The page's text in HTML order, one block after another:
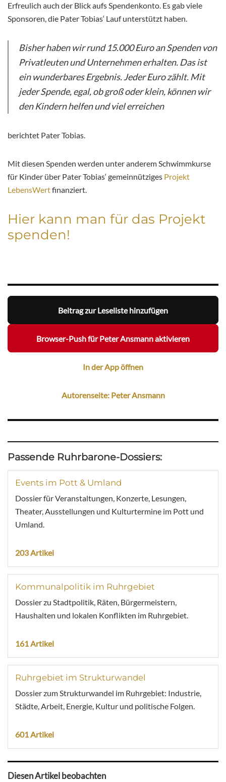
Erfreulich auch der Blick aufs Spendenkonto. Es gab viele
Sponsoren, die Pater Tobias‘ Lauf unterstützt haben.
Bisher haben wir rund 15.000 Euro an Spenden von
Privatleuten und Unternehmen erhalten. Das ist
ein wunderbares Ergebnis. Jeder Euro zählt. Mit
jeder Spende, egal, ob groß oder klein, können wir
den Kindern helfen und viel erreichen
berichtet Pater Tobias.
Mit diesen Spenden werden unter anderem Schwimmkurse
für Kinder über Pater Tobias‘ gemeinnütziges Projekt
LebensWertfinanziert.
Hier kann man für das Projekt
spenden!
Beitrag zur Leseliste hinzufügen
Browser-Push für Peter Ansmann aktivieren
In der App öffnen
Autorenseite: Peter Ansmann
Passende Ruhrbarone-Dossiers:
Events im Pott & Umland
Dossier für Veranstaltungen, Konzerte, Lesungen,
Theater, Ausstellungen und Kulturtermine im Pott und
Umland.
203 Artikel
Kommunalpolitik im Ruhrgebiet
Dossier zu Stadtpolitik, Räten, Bürgermeistern,
Haushalten und lokalen Konflikten im Ruhrgebiet.
161 Artikel
Ruhrgebiet im Strukturwandel
Dossier zum Strukturwandel im Ruhrgebiet: Industrie,
Städte, Arbeit, Energie, Kultur und politische Folgen.
601 Artikel
Diesen Artikel beobachten